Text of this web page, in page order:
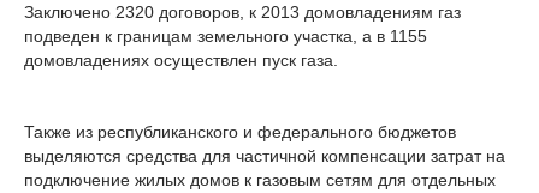
Заключено 2320 договоров, к 2013 домовладениям газ
подведен к границам земельного участка, а в 1155
домовладениях осуществлен пуск газа.
Также из республиканского и федерального бюджетов
выделяются средства для частичной компенсации затрат на
подключение жилых домов к газовым сетям для отдельных